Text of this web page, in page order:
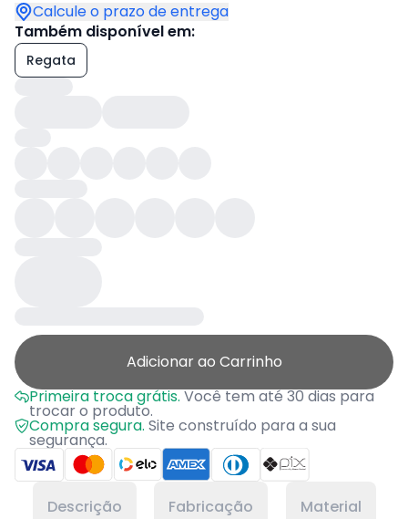
Calcule o prazo de entrega
Também disponível em:
Regata
Adicionar ao Carrinho
Primeira troca grátis.Você tem até 30 dias para
trocar o produto.
Compra segura. Site construído para a sua
segurança.
Descrição Fabricação Material